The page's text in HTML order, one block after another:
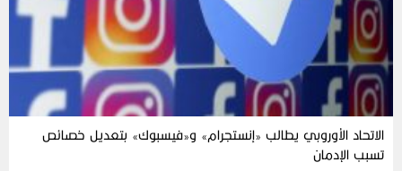
الاتحاد الأوروبي يطالب «إنستجرام» و«فيسبوك» بتعديل خصائص
تسبب الإدمان